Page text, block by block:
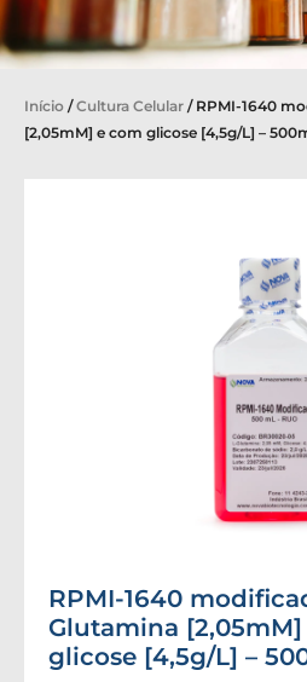
Início /Cultura Celular / RPMI-1640
[2,05mM] e com glicose [4,5g/L] –
RPMI-1640
Glutamina
glicose [4,5g/L] –